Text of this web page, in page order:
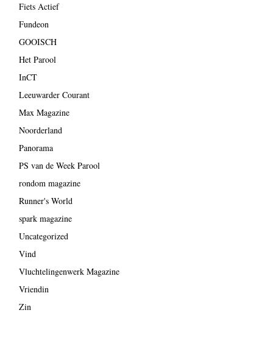
Fiets Actief
Fundeon
GOOISCH
Het Parool
InCT
Leeuwarder Courant
Max Magazine
Noorderland
Panorama
PS van de Week Parool
rondom magazine
Runner's World
spark magazine
Uncategorized
Vind
Vluchtelingenwerk Magazine
Vriendin
Zin